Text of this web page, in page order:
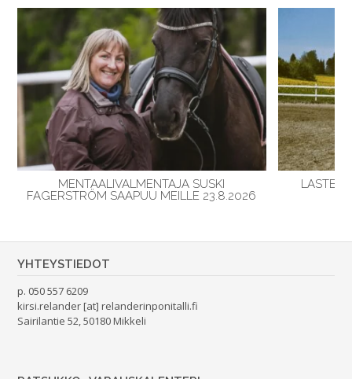
MENTAALIVALMENTAJA SUSKI
FAGERSTRÖM SAAPUU MEILLE 23.8.2026
LASTEN
YHTEYSTIEDOT
p. 050 557 6209
kirsi.relander [at] relanderinponitalli.fi
Sairilantie 52, 50180 Mikkeli